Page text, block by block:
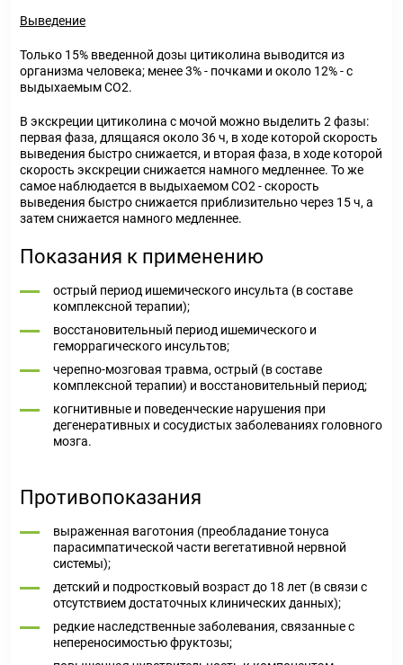
Выведение
Только 15% введенной дозы цитиколина выводится из
организма человека; менее 3% - почками и около 12% - с
выдыхаемым СО2.
В экскреции цитиколина с мочой можно выделить 2 фазы:
первая фаза, длящаяся около 36 ч, в ходе которой скорость
выведения быстро снижается, и вторая фаза, в ходе которой
скорость экскреции снижается намного медленнее. То же
самое наблюдается в выдыхаемом СО2 - скорость
выведения быстро снижается приблизительно через 15 ч, а
затем снижается намного медленнее.
Показания к применению
острый период ишемического инсульта (в составе
комплексной терапии);
восстановительный период ишемического и
геморрагического инсультов;
черепно-мозговая травма, острый (в составе
комплексной терапии) и восстановительный период;
когнитивные и поведенческие нарушения при
дегенеративных и сосудистых заболеваниях головного
мозга.
Противопоказания
выраженная ваготония (преобладание тонуса
парасимпатической части вегетативной нервной
системы);
детский и подростковый возраст до 18 лет (в связи с
отсутствием достаточных клинических данных);
редкие наследственные заболевания, связанные с
непереносимостью фруктозы;